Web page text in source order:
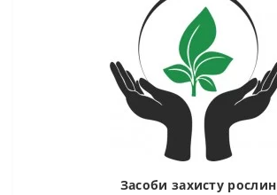
Засоби захисту рослин